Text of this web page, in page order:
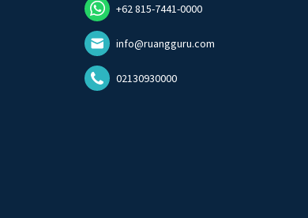
+62 815-7441-0000
info@ruangguru.com
02130930000